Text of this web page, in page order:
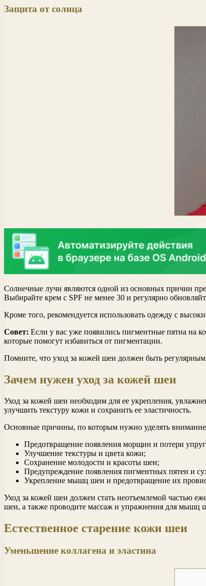
Защита от солнца
Солнечные лучи являются одной из основных причин
Выбирайте крем с SPF не менее 30 и регулярно
Кроме того, рекомендуется использовать одежду с
Совет: Если у вас уже появились пигментные пятна на
которые помогут избавиться от пигментации.
Помните, что уход за кожей шеи должен быть
Зачем нужен уход за кожей шеи
Уход за кожей шеи необходим для ее укрепления,
улучшить текстуру кожи и сохранить ее эластичность.
Основные причины, по которым нужно уделять
Предотвращение появления морщин и потери
Улучшение текстуры и цвета кожи;
Сохранение молодости и красоты шеи;
Предупреждение появления пигментных пятен и
Укрепление мышц шеи и предотвращение их
Уход за кожей шеи должен стать неотъемлемой частью
шеи, а также проводите массаж и упражнения для мышц
Естественное старение кожи шеи
Уменьшение коллагена и эластина